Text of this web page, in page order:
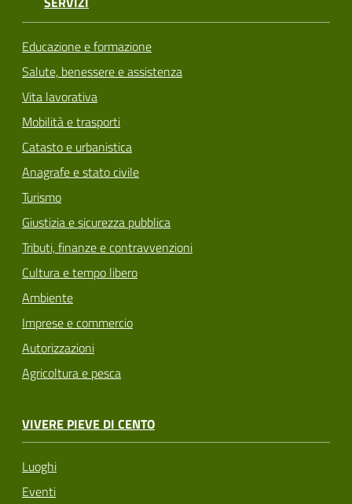
Educazione e formazione
Salute, benessere e assistenza
Vita lavorativa
Mobilità e trasporti
Catasto e urbanistica
Anagrafe e stato civile
Turismo
Giustizia e sicurezza pubblica
Tributi, finanze e contravvenzioni
Cultura e tempo libero
Ambiente
Imprese e commercio
Autorizzazioni
Agricoltura e pesca
VIVERE PIEVE DI CENTO
Luoghi
Eventi